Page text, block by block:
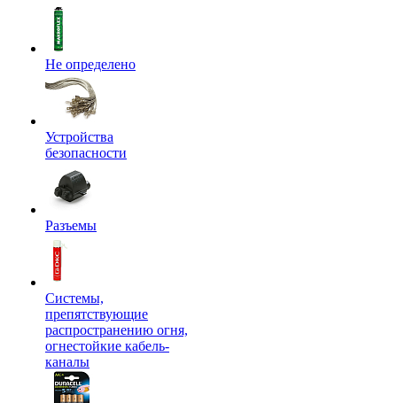
Не определено
Устройства
безопасности
Разъемы
Системы,
препятствующие
распространению огня,
огнестойкие кабель-
каналы